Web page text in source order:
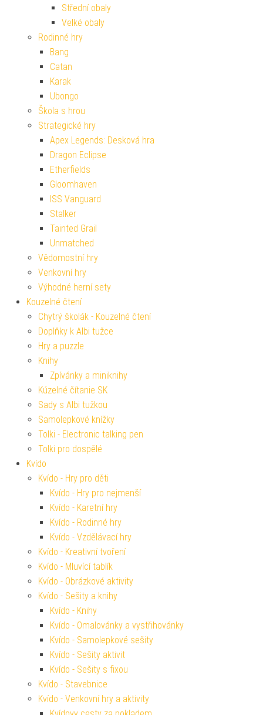
Střední obaly
Velké obaly
Rodinné hry
Bang
Catan
Karak
Ubongo
Škola s hrou
Strategické hry
Apex Legends: Desková hra
Dragon Eclipse
Etherfields
Gloomhaven
ISS Vanguard
Stalker
Tainted Grail
Unmatched
Vědomostní hry
Venkovní hry
Výhodné herní sety
Kouzelné čtení
Chytrý školák - Kouzelné čtení
Doplňky k Albi tužce
Hry a puzzle
Knihy
Zpívánky a miniknihy
Kúzelné čítanie SK
Sady s Albi tužkou
Samolepkové knížky
Tolki - Electronic talking pen
Tolki pro dospělé
Kvído
Kvído - Hry pro děti
Kvído - Hry pro nejmenší
Kvído - Karetní hry
Kvído - Rodinné hry
Kvído - Vzdělávací hry
Kvído - Kreativní tvoření
Kvído - Mluvící tablík
Kvído - Obrázkové aktivity
Kvído - Sešity a knihy
Kvído - Knihy
Kvído - Omalovánky a vystřihovánky
Kvído - Samolepkové sešity
Kvído - Sešity aktivit
Kvído - Sešity s fixou
Kvído - Stavebnice
Kvído - Venkovní hry a aktivity